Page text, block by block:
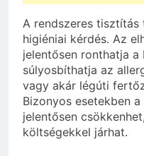
A rendszeres tisztítás
higiéniai kérdés. Az
jelentősen ronthatja
súlyosbíthatja az
vagy akár légúti
Bizonyos esetekben
jelentősen
költségekkel járhat.